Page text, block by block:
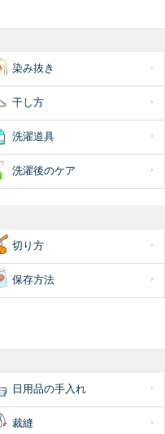
染み抜き
干し方
洗濯道具
洗濯後のケア
切り方
保存方法
日用品の手入れ
裁縫